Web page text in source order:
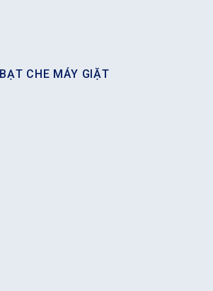
BẠT CHE MÁY GIẶT